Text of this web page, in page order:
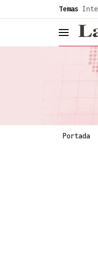
Temas
Portada